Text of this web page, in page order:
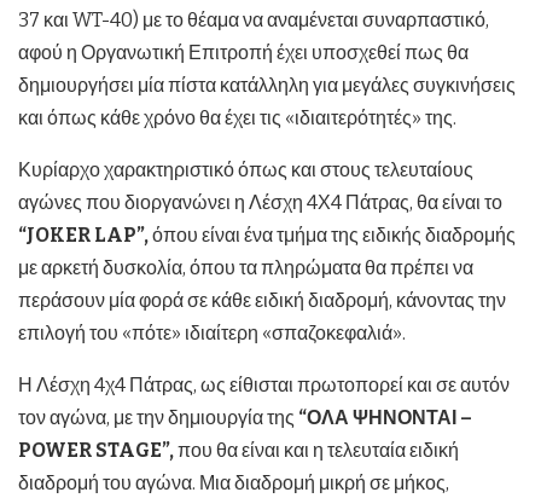
37 και WT-40) με το θέαμα να αναμένεται συναρπαστικό,
αφού η Οργανωτική Επιτροπή έχει υποσχεθεί πως θα
δημιουργήσει μία πίστα κατάλληλη για μεγάλες συγκινήσεις
και όπως κάθε χρόνο θα έχει τις «ιδιαιτερότητές» της.
Κυρίαρχο χαρακτηριστικό όπως και στους τελευταίους
αγώνες που διοργανώνει η Λέσχη 4Χ4 Πάτρας, θα είναι το
“JOKER LAP”,όπου είναι ένα τμήμα της ειδικής διαδρομής
με αρκετή δυσκολία, όπου τα πληρώματα θα πρέπει να
περάσουν μία φορά σε κάθε ειδική διαδρομή, κάνοντας την
επιλογή του «πότε» ιδιαίτερη «σπαζοκεφαλιά».
Η Λέσχη 4χ4 Πάτρας, ως είθισται πρωτοπορεί και σε αυτόν
τον αγώνα, με την δημιουργία της “ΟΛΑ ΨΗΝΟΝΤΑΙ –
POWER STAGE”,που θα είναι και η τελευταία ειδική
διαδρομή του αγώνα. Μια διαδρομή μικρή σε μήκος,